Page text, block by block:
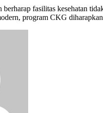
fasilitas kesehatan
program CKG